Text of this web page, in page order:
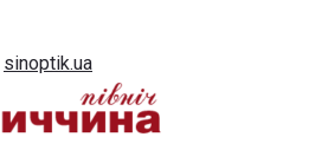
sinoptik.ua